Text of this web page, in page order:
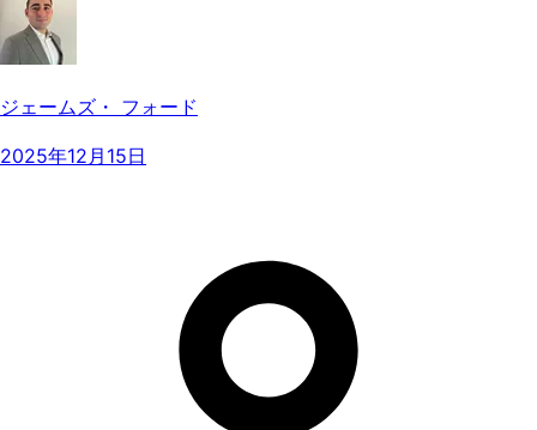
ジェームズ・ フォード
2025年12月15日